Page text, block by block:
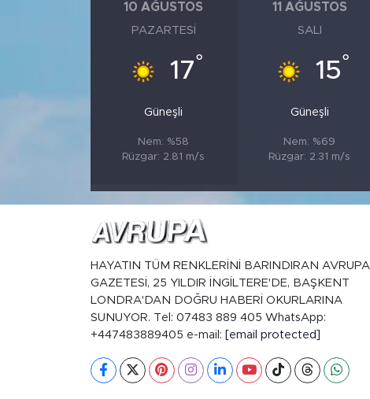
10 AĞUSTOS
PAZARTESI
17°
Güneşli
Nem: %58
Rüzgar: 2.81 m/s
11 AĞUSTOS
SALI
15°
Güneşli
Nem: %69
Rüzgar: 2.31 m/s
HAYATIN TÜM RENKLERİNİ BARINDIRAN AVRUPA
GAZETESİ, 25 YILDIR İNGİLTERE'DE, BAŞKENT
LONDRA'DAN DOĞRU HABERİ OKURLARINA
SUNUYOR. Tel: 07483 889 405 WhatsApp:
+447483889405 e-mail:
[email protected]